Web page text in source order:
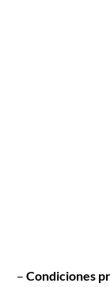
– Condiciones